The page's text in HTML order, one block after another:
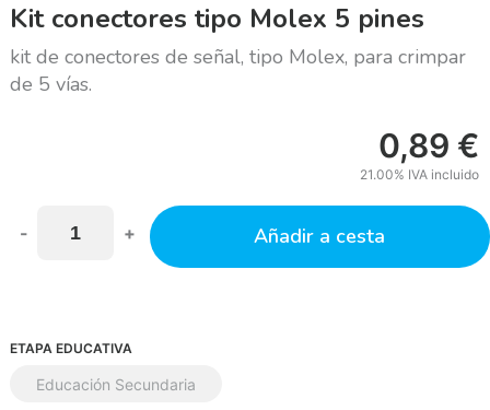
Kit conectores tipo Molex 5 pines
kit de conectores de señal, tipo Molex, para crimpar
de 5 vías.
0,89 €
21.00% IVA incluido
- + Añadir a cesta
ETAPA EDUCATIVA
Educación Secundaria